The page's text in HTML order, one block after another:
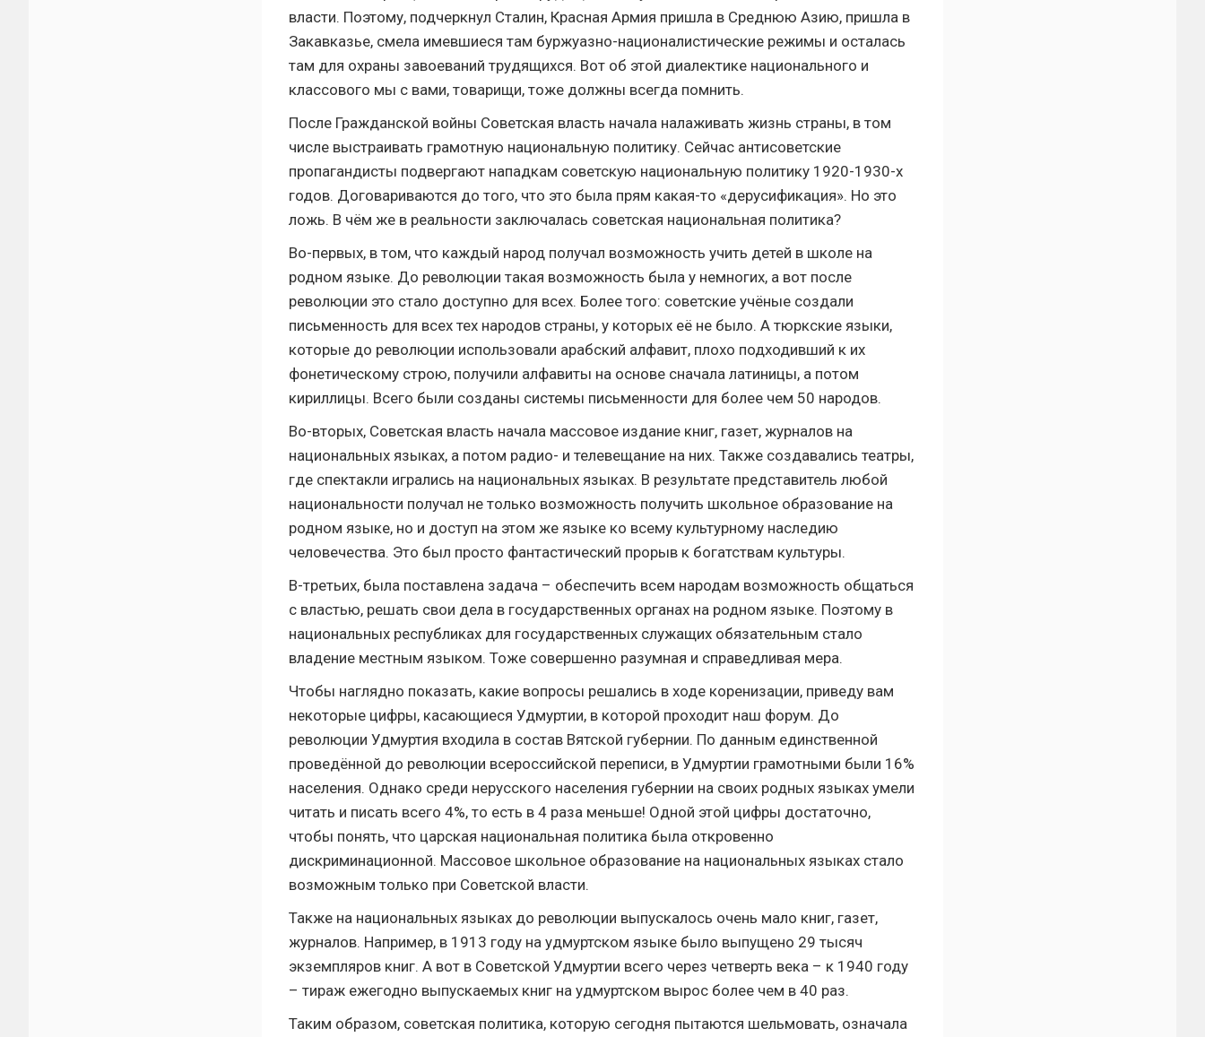
власти. Поэтому, подчеркнул Сталин, Красная Армия пришла в Среднюю Азию, пришла в
Закавказье, смела имевшиеся там буржуазно-националистические режимы и осталась
там для охраны завоеваний трудящихся. Вот об этой диалектике национального и
классового мы с вами, товарищи, тоже должны всегда помнить.
После Гражданской войны Советская власть начала налаживать жизнь страны, в том
числе выстраивать грамотную национальную политику. Сейчас антисоветские
пропагандисты подвергают нападкам советскую национальную политику 1920-1930-х
годов. Договариваются до того, что это была прям какая-то «дерусификация». Но это
ложь. В чём же в реальности заключалась советская национальная политика?
Во-первых, в том, что каждый народ получал возможность учить детей в школе на
родном языке. До революции такая возможность была у немногих, а вот после
революции это стало доступно для всех. Более того: советские учёные создали
письменность для всех тех народов страны, у которых её не было. А тюркские языки,
которые до революции использовали арабский алфавит, плохо подходивший к их
фонетическому строю, получили алфавиты на основе сначала латиницы, а потом
кириллицы. Всего были созданы системы письменности для более чем 50 народов.
Во-вторых, Советская власть начала массовое издание книг, газет, журналов на
национальных языках, а потом радио- и телевещание на них. Также создавались театры,
где спектакли игрались на национальных языках. В результате представитель любой
национальности получал не только возможность получить школьное образование на
родном языке, но и доступ на этом же языке ко всему культурному наследию
человечества. Это был просто фантастический прорыв к богатствам культуры.
В-третьих, была поставлена задача – обеспечить всем народам возможность общаться
с властью, решать свои дела в государственных органах на родном языке. Поэтому в
национальных республиках для государственных служащих обязательным стало
владение местным языком. Тоже совершенно разумная и справедливая мера.
Чтобы наглядно показать, какие вопросы решались в ходе коренизации, приведу вам
некоторые цифры, касающиеся Удмуртии, в которой проходит наш форум. До
революции Удмуртия входила в состав Вятской губернии. По данным единственной
проведённой до революции всероссийской переписи, в Удмуртии грамотными были 16%
населения. Однако среди нерусского населения губернии на своих родных языках умели
читать и писать всего 4%, то есть в 4 раза меньше! Одной этой цифры достаточно,
чтобы понять, что царская национальная политика была откровенно
дискриминационной. Массовое школьное образование на национальных языках стало
возможным только при Советской власти.
Также на национальных языках до революции выпускалось очень мало книг, газет,
журналов. Например, в 1913 году на удмуртском языке было выпущено 29 тысяч
экземпляров книг. А вот в Советской Удмуртии всего через четверть века – к 1940 году
– тираж ежегодно выпускаемых книг на удмуртском вырос более чем в 40 раз.
Таким образом, советская политика, которую сегодня пытаются шельмовать, означала